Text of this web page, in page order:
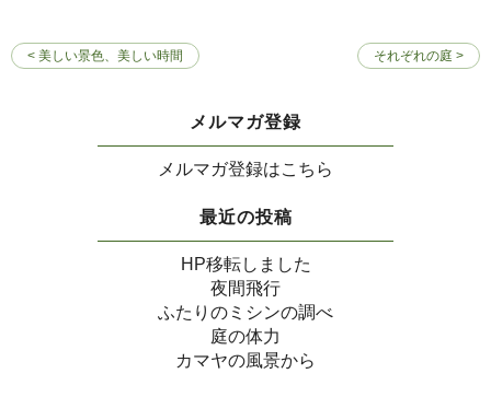
< 美しい景色、美しい時間 それぞれの庭 >
メルマガ登録
メルマガ登録はこちら
最近の投稿
HP移転しました
夜間飛行
ふたりのミシンの調べ
庭の体力
カマヤの風景から